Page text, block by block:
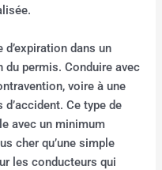
dans un
du permis. Conduire avec
voire à une
Ce type de
avec un minimum
cher qu’une simple
les conducteurs qui